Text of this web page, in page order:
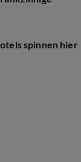
spinnen hier